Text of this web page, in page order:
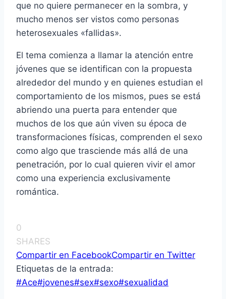
que no quiere permanecer en la sombra, y
mucho menos ser vistos como personas
heterosexuales «fallidas».
El tema comienza a llamar la atención entre
jóvenes que se identifican con la propuesta
alrededor del mundo y en quienes estudian el
comportamiento de los mismos, pues se está
abriendo una puerta para entender que
muchos de los que aún viven su época de
transformaciones físicas, comprenden el sexo
como algo que trasciende más allá de una
penetración, por lo cual quieren vivir el amor
como una experiencia exclusivamente
romántica.
0
SHARES
Compartir en FacebookCompartir en Twitter
Etiquetas de la entrada:
#Ace#jovenes#sex#sexo#sexualidad